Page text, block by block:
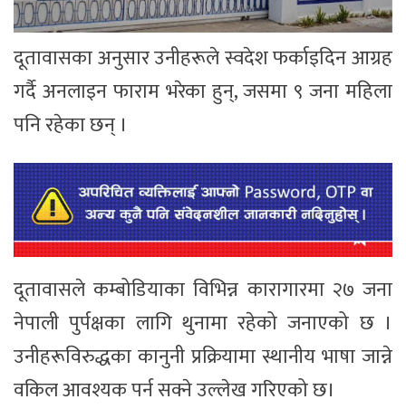
दूतावासका अनुसार उनीहरूले स्वदेश फर्काइदिन आग्रह
गर्दै अनलाइन फाराम भरेका हुन्, जसमा ९ जना महिला
पनि रहेका छन् ।
दूतावासले कम्बोडियाका विभिन्न कारागारमा २७ जना
नेपाली पुर्पक्षका लागि थुनामा रहेको जनाएको छ ।
उनीहरूविरुद्धका कानुनी प्रक्रियामा स्थानीय भाषा जान्ने
वकिल आवश्यक पर्न सक्ने उल्लेख गरिएको छ।